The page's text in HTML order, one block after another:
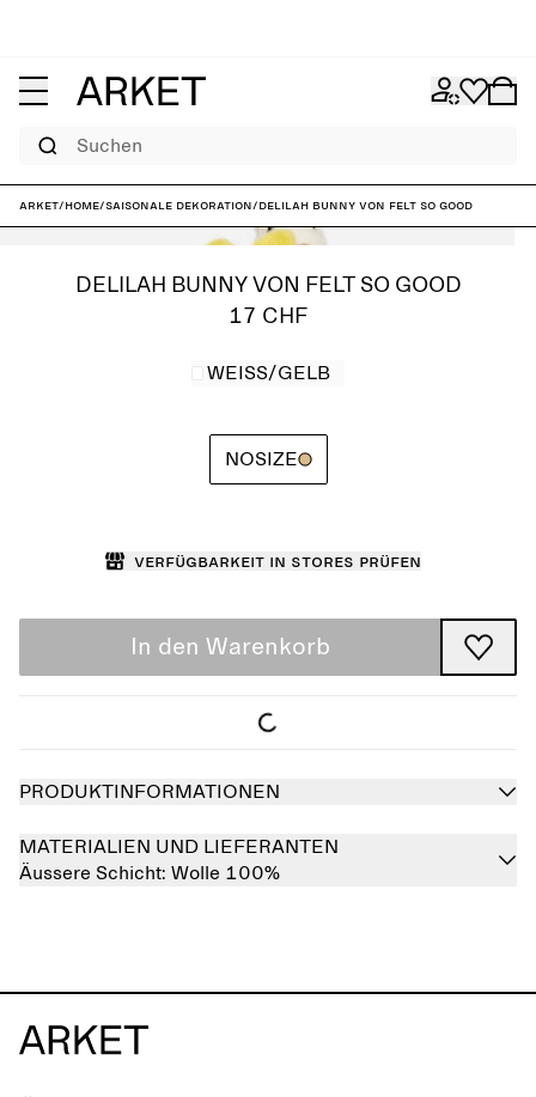
Suchen
ARKET/Home/Saisonale Dekoration/Delilah Bunny von Felt So Good
DELILAH BUNNY VON FELT SO GOOD
17 CHF
WEISS/GELB
NOSIZE
Verfügbarkeit in Stores prüfen
In den Warenkorb
PRODUKTINFORMATIONEN
MATERIALIEN UND LIEFERANTEN
Äussere Schicht: Wolle 100%